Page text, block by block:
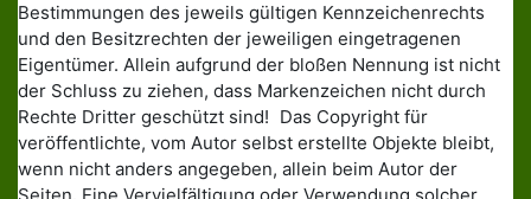
Bestimmungen des jeweils gültigen Kennzeichenrechts
und den Besitzrechten der jeweiligen eingetragenen
Eigentümer. Allein aufgrund der bloßen Nennung ist nicht
der Schluss zu ziehen, dass Markenzeichen nicht durch
Rechte Dritter geschützt sind! Das Copyright für
veröffentlichte, vom Autor selbst erstellte Objekte bleibt,
wenn nicht anders angegeben, allein beim Autor der